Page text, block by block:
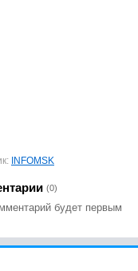
INFOMSK
(0)
будет первым